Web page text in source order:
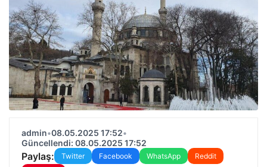
admin•08.05.2025 17:52•
Güncellendi: 08.05.2025 17:52
Paylaş: Twitter Facebook WhatsApp
Reddit